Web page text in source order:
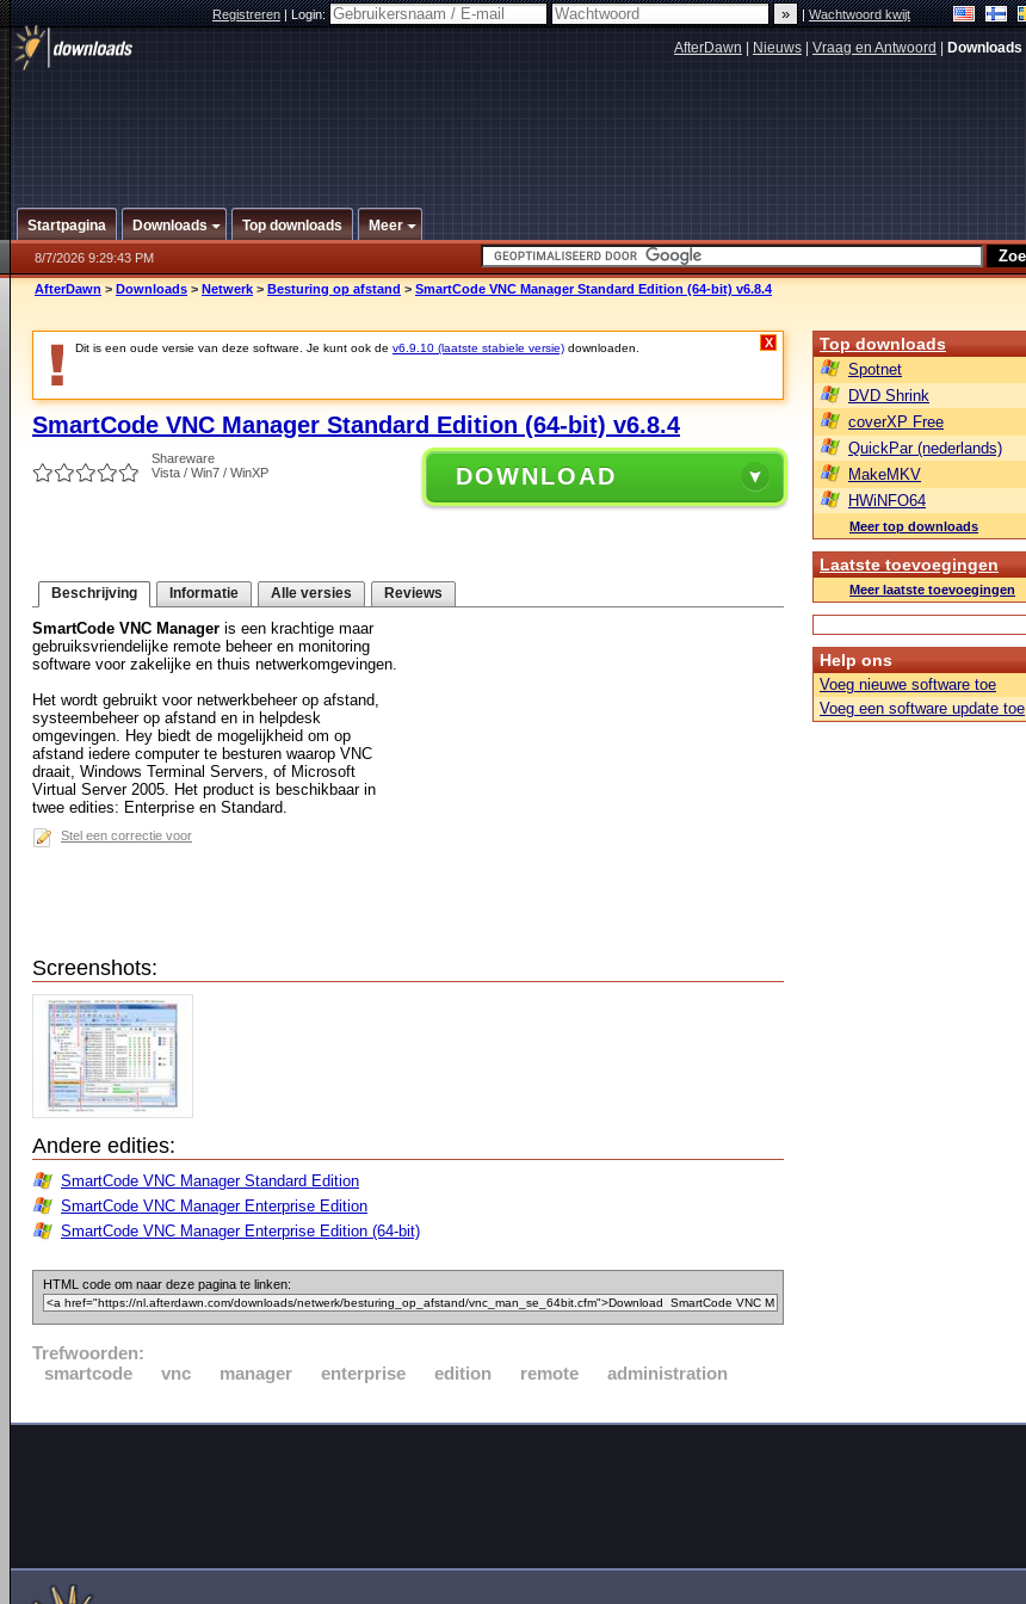
Registreren|Login: |Wachtwoord kwijt
AfterDawn Nieuws Vraag en Antwoord Downloads
Startpagina Downloads Top downloads Meer
8/7/2026 9:29:43 PM
AfterDawn > Downloads > Netwerk > Besturing op afstand > SmartCode VNC Manager Standard Edition (64-bit) v6.8.4
Dit is een oude versie van deze software. Je kunt ook de v6.9.10 (laatste stabiele versie) downloaden. X
SmartCode VNC Manager Standard Edition (64-bit) v6.8.4
Shareware
Vista / Win7 / WinXP
DOWNLOAD
Beschrijving Informatie Alle versies Reviews
SmartCode VNC Manager is een krachtige maar
gebruiksvriendelijke remote beheer en monitoring
software voor zakelijke en thuis netwerkomgevingen.
Het wordt gebruikt voor netwerkbeheer op afstand,
systeembeheer op afstand en in helpdesk
omgevingen. Hey biedt de mogelijkheid om op
afstand iedere computer te besturen waarop VNC
draait, Windows Terminal Servers, of Microsoft
Virtual Server 2005. Het product is beschikbaar in
twee edities: Enterprise en Standard.
Stel een correctie voor
Screenshots:
Andere edities:
SmartCode VNC Manager Standard Edition
SmartCode VNC Manager Enterprise Edition
SmartCode VNC Manager Enterprise Edition (64-bit)
HTML code om naar deze pagina te linken:
Trefwoorden:
smartcode
vnc manager enterprise edition remote administration
Top downloads
Spotnet
DVD Shrink
coverXP Free
QuickPar (nederlands)
MakeMKV
HWiNFO64
Meer top downloads
Laatste toevoegingen
Meer laatste toevoegingen
Help ons
Voeg nieuwe software toe
Voeg een software update toe